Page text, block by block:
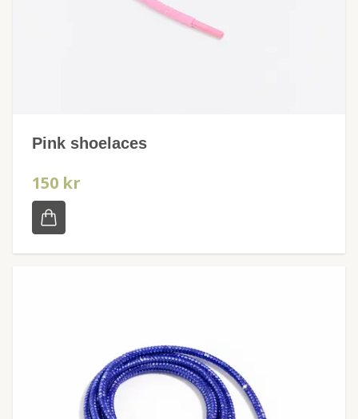
Pink shoelaces
150 kr